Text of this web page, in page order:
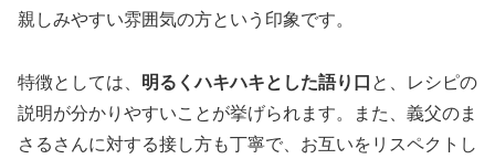
親しみやすい雰囲気の方という印象です。
特徴としては、 明るくハキハキとした語り口 と、レシピの
説明が分かりやすいことが挙げられます。また、義父のま
さるさんに対する接し方も丁寧で、お互いをリスペクトし